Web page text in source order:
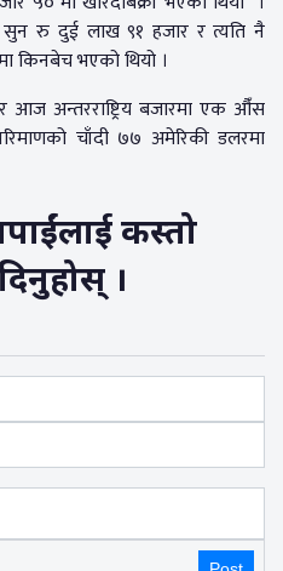
सुन रु दुई लाख ९१ हजार र त्यति नै
किनबेच भएको थियो ।
आज अन्तरराष्ट्रिय बजारमा एक औँस
चाँदी ७७ अमेरिकी डलरमा
कस्तो
।